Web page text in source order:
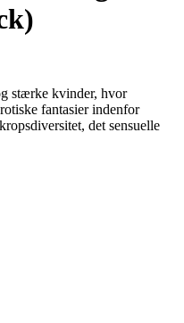
stærke kvinder, hvor
fantasier indenfor
det sensuelle